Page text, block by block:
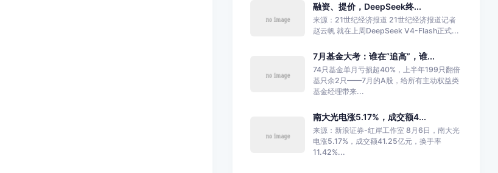
融资、提价，DeepSeek终...
来源：21世纪经济报道 21世纪经济报道记者
赵云帆 就在上周DeepSeek V4-Flash正式...
7月基金大考：谁在“追高”，谁...
74只基金单月亏损超40%，上半年199只翻倍
基只余2只——7月的A股，给所有主动权益类
基金经理带来...
南大光电涨5.17%，成交额4...
来源：新浪证券-红岸工作室 8月6日，南大光
电涨5.17%，成交额41.25亿元，换手率
11.42%...